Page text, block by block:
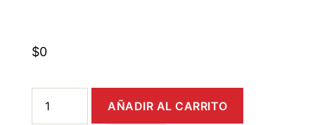
$0
AÑADIR AL CARRITO